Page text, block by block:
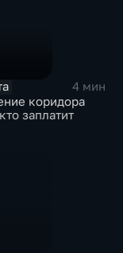
4 мин
коридора
заплатит